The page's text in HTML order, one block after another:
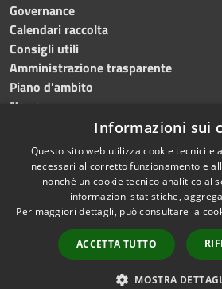
Governance
Calendari raccolta
Consigli utili
Amministrazione trasparente
Piano d'ambito
News
Accessibilità
by
Informazioni sui
Questo sito web utilizza cookie tecnici e
necessari al corretto funzionamento e
nonché un cookie tecnico analitico al
informazioni statistiche,
Per maggiori dettagli, può consultare la
ACCETTA TUTTO
MOSTRA